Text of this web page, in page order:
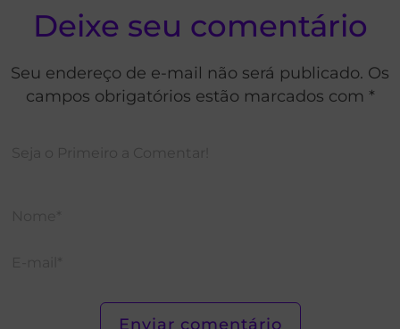
Deixe seu comentário
Seu endereço de e-mail não será publicado. Os
campos obrigatórios estão marcados com *